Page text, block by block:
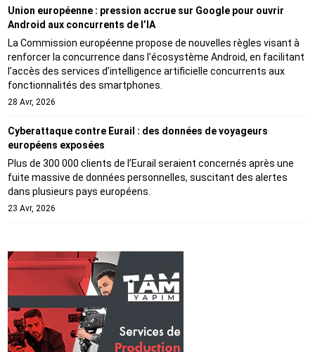
Union européenne : pression accrue sur Google pour ouvrir
Android aux concurrents de l’IA
La Commission européenne propose de nouvelles règles visant à
renforcer la concurrence dans l’écosystème Android, en facilitant
l’accès des services d’intelligence artificielle concurrents aux
fonctionnalités des smartphones.
28 Avr, 2026
Cyberattaque contre Eurail : des données de voyageurs
européens exposées
Plus de 300 000 clients de l’Eurail seraient concernés après une
fuite massive de données personnelles, suscitant des alertes
dans plusieurs pays européens.
23 Avr, 2026